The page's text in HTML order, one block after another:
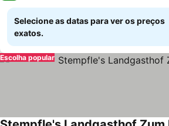
Selecione as datas para ver os preços
exatos.
Escolha popular